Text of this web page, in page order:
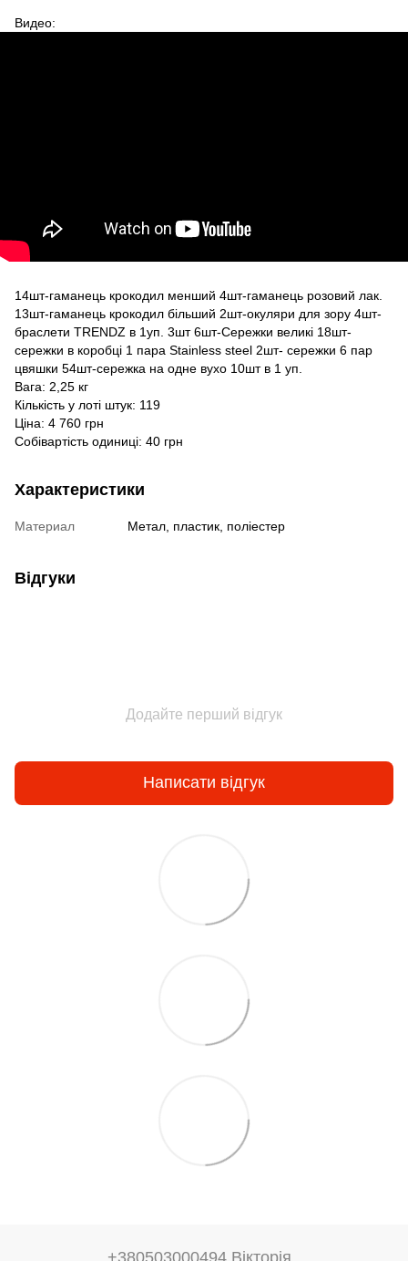
Видео:
14шт-гаманець крокодил менший 4шт-гаманець розовий лак.
13шт-гаманець крокодил більший 2шт-окуляри для зору 4шт-
браслети TRENDZ в 1уп. 3шт 6шт-Сережки великі 18шт-
сережки в коробці 1 пара Stainless steel 2шт- сережки 6 пар
цвяшки 54шт-сережка на одне вухо 10шт в 1 уп.
Вага: 2,25 кг
Кількість у лоті штук: 119
Ціна: 4 760 грн
Собівартість одиниці: 40 грн
Характеристики
Материал Метал, пластик, поліестер
Відгуки
Додайте перший відгук
Написати відгук
+380503000494 Вікторія